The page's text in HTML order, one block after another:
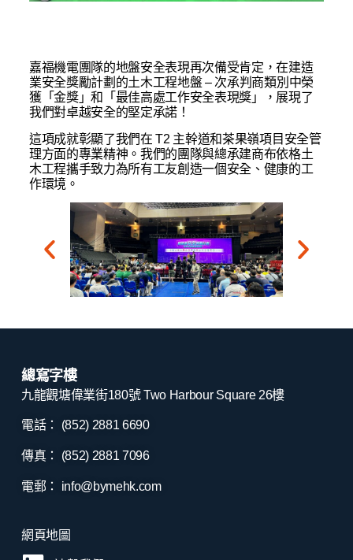
嘉福機電團隊的地盤安全表現再次備受肯定，在建造
業安全獎勵計劃的土木工程地盤 – 次承判商類別中榮
獲「金獎」和「最佳高處工作安全表現獎」，展現了
我們對卓越安全的堅定承諾！
這項成就彰顯了我們在 T2 主幹道和茶果嶺項目安全管
理方面的專業精神。我們的團隊與總承建商布依格土
木工程攜手致力為所有工友創造一個安全、健康的工
作環境。
總寫字樓
九龍觀塘偉業街180號 Two Harbour Square 26樓
電話： (852) 2881 6690
傳真： (852) 2881 7096
電郵： info@bymehk.com
網頁地圖